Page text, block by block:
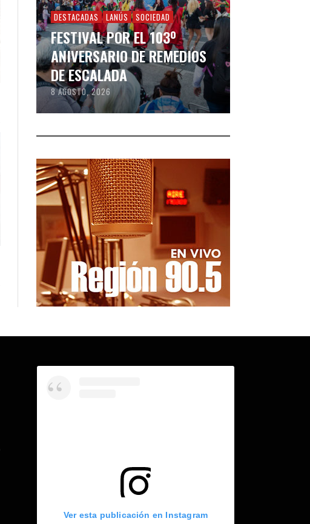
DESTACADAS LANÚS SOCIEDAD
FESTIVAL POR EL 103º
ANIVERSARIO DE REMEDIOS
DE ESCALADA
8 AGOSTO, 2026
Ver esta publicación en Instagram